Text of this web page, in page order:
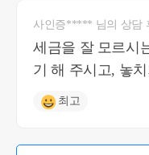
사인증***** 님의 상담
세금을 잘 모르시
기 해 주시고, 놓
짚어주셔서 너무
최고